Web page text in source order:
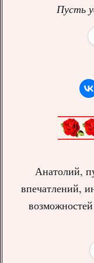
Пусть
Анатолий,
впечатлений,